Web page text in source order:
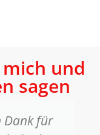
und
sagen
Dank für